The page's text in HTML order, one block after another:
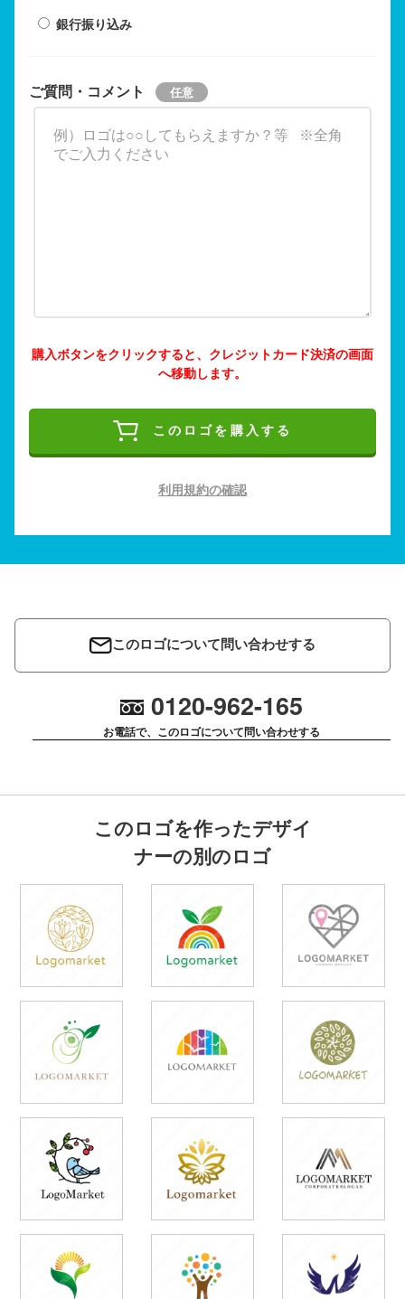
銀行振り込み
ご質問・コメント
購入ボタンをクリックすると、クレジットカード決済の画面
へ移動します。
このロゴを購入する
利用規約の確認
このロゴについて問い合わせする
0120-962-165
お電話で、このロゴについて問い合わせする
このロゴを作ったデザイ
ナーの別のロゴ